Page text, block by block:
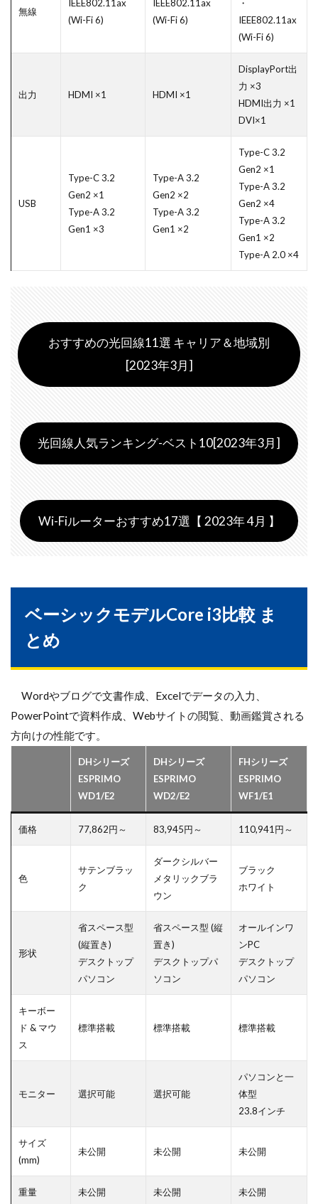
無線
IEEE802.11ax
(Wi-Fi 6)
IEEE802.11ax
(Wi-Fi 6)
・
IEEE802.11ax
(Wi-Fi 6)
出力 HDMI ×1 HDMI ×1
DisplayPort出
力 ×3
HDMI出力 ×1
DVI×1
USB
Type-C 3.2
Gen2 ×1
Type-A 3.2
Gen1 ×3
Type-A 3.2
Gen2 ×2
Type-A 3.2
Gen1 ×2
Type-C 3.2
Gen2 ×1
Type-A 3.2
Gen2 ×4
Type-A 3.2
Gen1 ×2
Type-A 2.0 ×4
おすすめの光回線11選 キャリア＆地域別
[2023年3月]
光回線人気ランキング-ベスト10[2023年3月]
Wi-Fiルーターおすすめ17選【 2023年 4月 】
ベーシックモデルCore i3比較 ま
とめ
Wordやブログで文書作成、Excelでデータの入力、
PowerPointで資料作成、Webサイトの閲覧、動画鑑賞される
方向けの性能です。
DHシリーズ
ESPRIMO
WD1/E2
DHシリーズ
ESPRIMO
WD2/E2
FHシリーズ
ESPRIMO
WF1/E1
価格 77,862円～ 83,945円～ 110,941円～
色
サテンブラッ
ク
ダークシルバー
メタリックブラ
ウン
ブラック
ホワイト
形状
省スペース型
(縦置き)
デスクトップ
パソコン
省スペース型 (縦
置き)
デスクトップパ
ソコン
オールインワ
ンPC
デスクトップ
パソコン
キーボー
ド & マウ
ス
標準搭載 標準搭載 標準搭載
モニター 選択可能 選択可能
パソコンと一
体型
23.8インチ
サイズ
(mm)
未公開 未公開 未公開
重量 未公開 未公開 未公開